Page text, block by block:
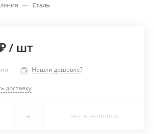
— Сталь
/ шт
Нашли дешевле?
доставку
+ НЕТ В НАЛИЧИИ